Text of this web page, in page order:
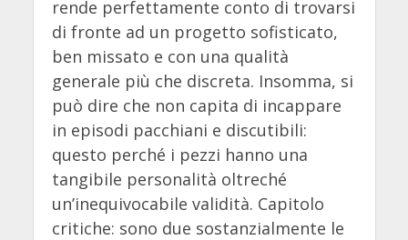
rende perfettamente conto di trovarsi
di fronte ad un progetto sofisticato,
ben missato e con una qualità
generale più che discreta. Insomma, si
può dire che non capita di incappare
in episodi pacchiani e discutibili:
questo perché i pezzi hanno una
tangibile personalità oltreché
un’inequivocabile validità. Capitolo
critiche: sono due sostanzialmente le